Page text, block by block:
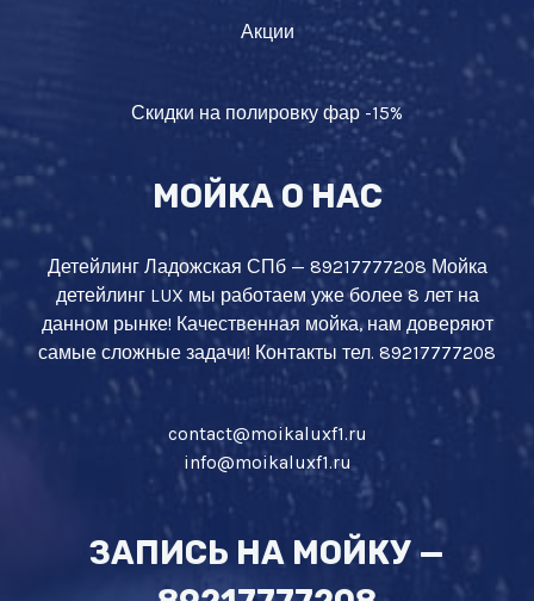
Акции
Скидки на полировку фар -15%
МОЙКА О НАС
Детейлинг Ладожская СПб — 89217777208 Мойка
детейлинг LUX мы работаем уже более 8 лет на
данном рынке! Качественная мойка, нам доверяют
самые сложные задачи! Контакты тел. 89217777208
contact@moikaluxf1.ru
info@moikaluxf1.ru
ЗАПИСЬ НА МОЙКУ —